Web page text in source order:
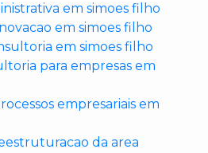
em simoes filho
em simoes filho
em simoes filho
para empresas em
empresariais em
da area